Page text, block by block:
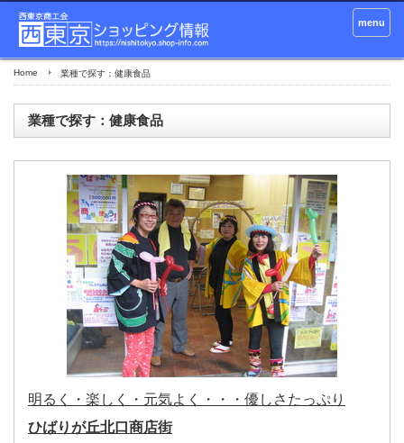
menu
Home 業種で探す：健康食品
業種で探す：健康食品
明るく・楽しく・元気よく・・・優しさたっぷり
ひばりが丘北口商店街